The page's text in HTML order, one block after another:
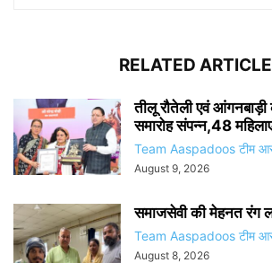
RELATED
तीलू रौतेली एवं आंगनबाड़ी
समारोह संपन्न,48
Team Aaspadoos टीम
August 9, 2026
समाजसेवी की मेहनत रंग
Team Aaspadoos टीम
August 8, 2026